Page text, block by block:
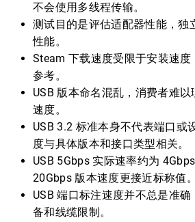
不会使用多线程传输。
测试目的是评估适配器性能，独
性能。
Steam 下载速度受限于安装速
参考。
USB 版本命名混乱，消费者难
速度。
USB 3.2 标准本身不代表端口或
度与具体版本和接口类型相关。
USB 5Gbps 实际速率约为
20Gbps 版本速度更接近标称值。
USB 端口标注速度并不总是准
备和线缆限制。